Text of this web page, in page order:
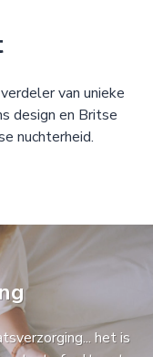
van unieke
design en Britse
nuchterheid.
het is